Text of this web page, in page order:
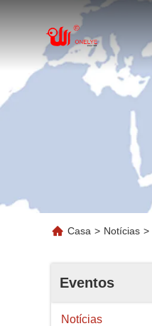
Casa > Notícias >
Eventos
Notícias